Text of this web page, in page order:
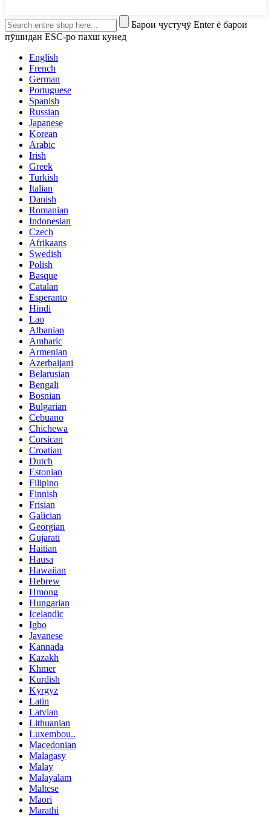
Барои ҷустуҷӯ Enter ё барои
пӯшидан ESC-ро пахш кунед
English
French
German
Portuguese
Spanish
Russian
Japanese
Korean
Arabic
Irish
Greek
Turkish
Italian
Danish
Romanian
Indonesian
Czech
Afrikaans
Swedish
Polish
Basque
Catalan
Esperanto
Hindi
Lao
Albanian
Amharic
Armenian
Azerbaijani
Belarusian
Bengali
Bosnian
Bulgarian
Cebuano
Chichewa
Corsican
Croatian
Dutch
Estonian
Filipino
Finnish
Frisian
Galician
Georgian
Gujarati
Haitian
Hausa
Hawaiian
Hebrew
Hmong
Hungarian
Icelandic
Igbo
Javanese
Kannada
Kazakh
Khmer
Kurdish
Kyrgyz
Latin
Latvian
Lithuanian
Luxembou..
Macedonian
Malagasy
Malay
Malayalam
Maltese
Maori
Marathi